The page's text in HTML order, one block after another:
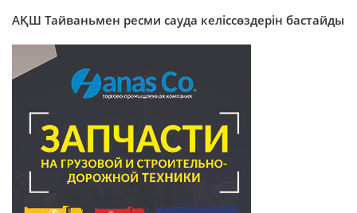
АҚШ Тайваньмен ресми сауда келіссөздерін бастайды